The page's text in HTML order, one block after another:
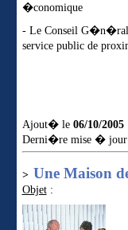
�conomique
- Le Conseil
service public de
Ajout� le 06/10/2005
Derni�re mise �
> Une Maison
Objet: